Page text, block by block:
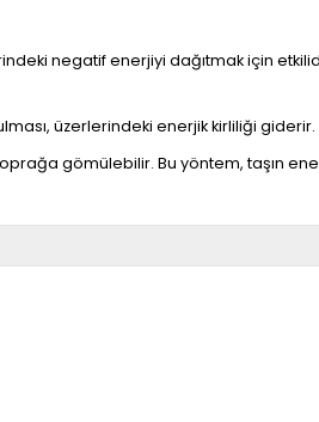
negatif enerjiyi dağıtmak için
üzerlerindeki enerjik kirliliği
gömülebilir. Bu yöntem, taşın